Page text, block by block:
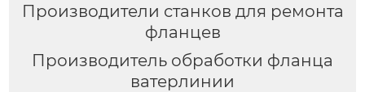
Производители станков для ремонта
фланцев
Производитель обработки фланца
ватерлинии